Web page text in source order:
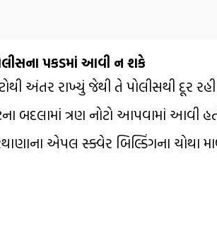
પકડમાં આવી ન શકે
અંતર રાખ્યું જેથી તે પોલીસથી દૂર
ત્રણ નોટો આપવામાં આવી
એપલ સ્ક્વેર બિલ્ડિંગના ચોથા